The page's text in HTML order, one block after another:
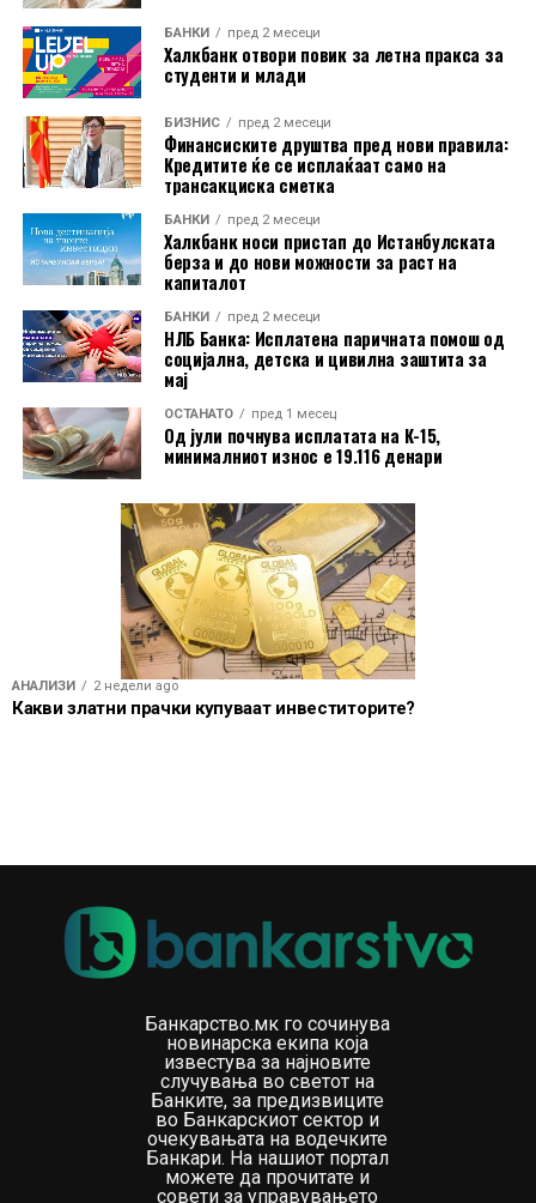
Во пакетот е вклучена и асистенција на пат за Европа
преку Халк Осигурување.
Дополнително, корисниците имаат бесплатно
електронско и мобилно банкарство, бесплатно СМС
информирање, како и можност за повлекување
готовина без надомест од сите банкомати во земјата.
Со овие поволности, Mastercard World Debit е
насочена кон корисници кои бараат дополнителни
услуги при патување, но и поедноставно секојдневно
банкарско работење.
БАНКИ пред 2 месеци
Халкбанк отвори повик за летна пракса за
студенти и млади
БИЗНИС пред 2 месеци
Финансиските друштва пред нови правила:
Кредитите ќе се исплаќаат само на
трансакциска сметка
БАНКИ пред 2 месеци
Халкбанк носи пристап до Истанбулската
берза и до нови можности за раст на
капиталот
БАНКИ пред 2 месеци
НЛБ Банка: Исплатена паричната помош од
социјална, детска и цивилна заштита за
мај
ОСТАНАТО пред 1 месец
Од јули почнува исплатата на К-15,
минималниот износ е 19.116 денари
АНАЛИЗИ 2 недели ago
Какви златни прачки купуваат инвеститорите?
Банкарство.мк го сочинува
новинарска екипа која
известува за најновите
случувања во светот на
Банките, за предизвиците
во Банкарскиот сектор и
очекувањата на водечките
Банкари. На нашиот портал
можете да прочитате и
совети за управувањето